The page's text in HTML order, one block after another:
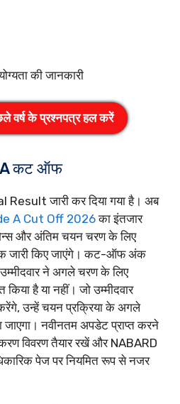
की जानकारी
वर्ष के प्रश्नपत्र हल करें
A कट ऑफ
जारी कर दिया गया है। अब
A Cut Off 2026का इंतजार
और अंतिम चयन चरण के लिए
जारी किए जाएंगे। कट-ऑफ अंक
उम्मीदवार ने अगले चरण के लिए
है या नहीं। जो उम्मीदवार
उन्हें चयन प्रक्रिया के अगले
जाएगा। नवीनतम अपडेट प्राप्त करने
विवरण तैयार रखें और NABARD
पेज पर नियमित रूप से नजर